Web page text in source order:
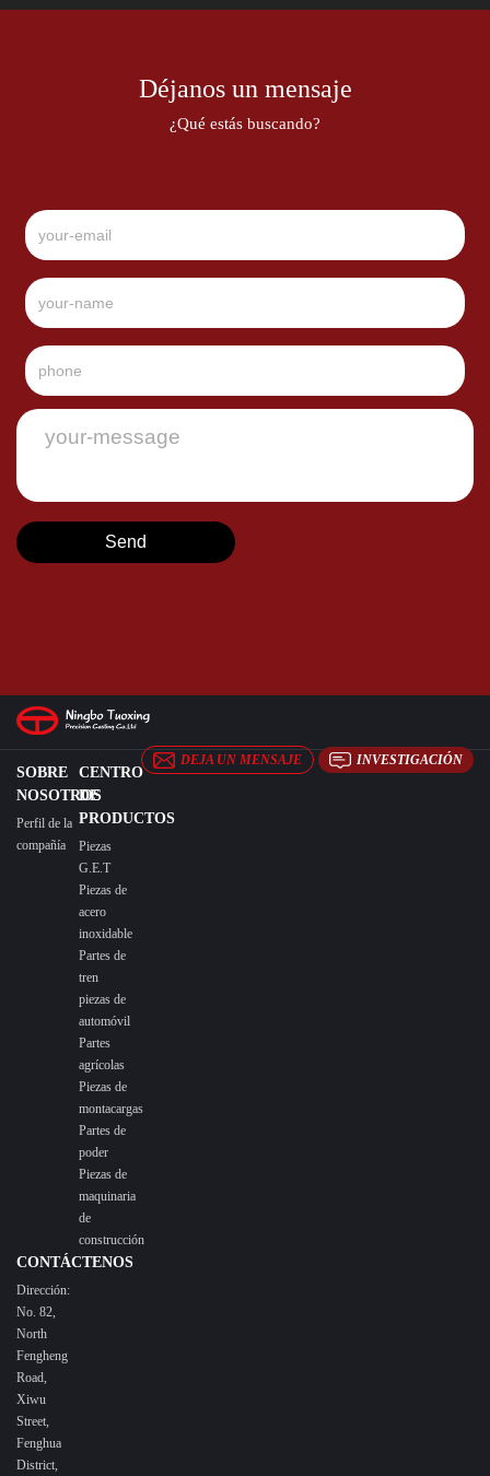
Déjanos un mensaje
¿Qué estás buscando?
DEJA UN MENSAJE INVESTIGACIÓN
SOBRE
NOSOTROS
Perfil de la
compañía
CENTRO
DE
PRODUCTOS
Piezas
G.E.T
Piezas de
acero
inoxidable
Partes de
tren
piezas de
automóvil
Partes
agrícolas
Piezas de
montacargas
Partes de
poder
Piezas de
maquinaria
de
construcción
CONTÁCTENOS
Dirección:
No. 82,
North
Fengheng
Road,
Xiwu
Street,
Fenghua
District,